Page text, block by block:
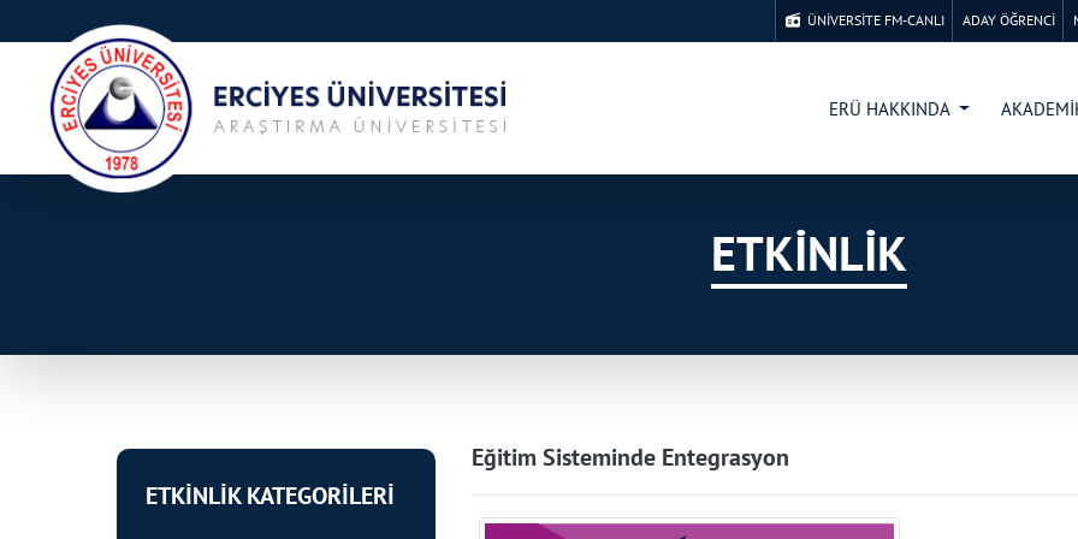
ÜNİVERSİTE FM-CANLI ADAY ÖĞRENCİ
ERÜ HAKKINDA
ETKİNLİK
ETKİNLİK KATEGORİLERİ
Eğitim Sisteminde Entegrasyon